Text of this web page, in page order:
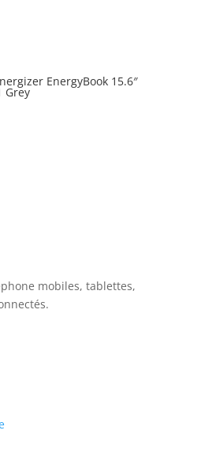
EnergyBook 15.6″
Grey
mobiles, tablettes,